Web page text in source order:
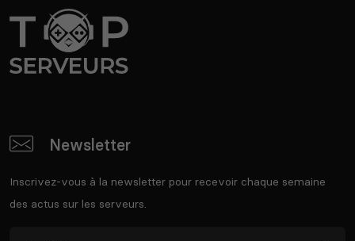
Newsletter
Inscrivez-vous à la newsletter pour recevoir chaque semaine
des actus sur les serveurs.